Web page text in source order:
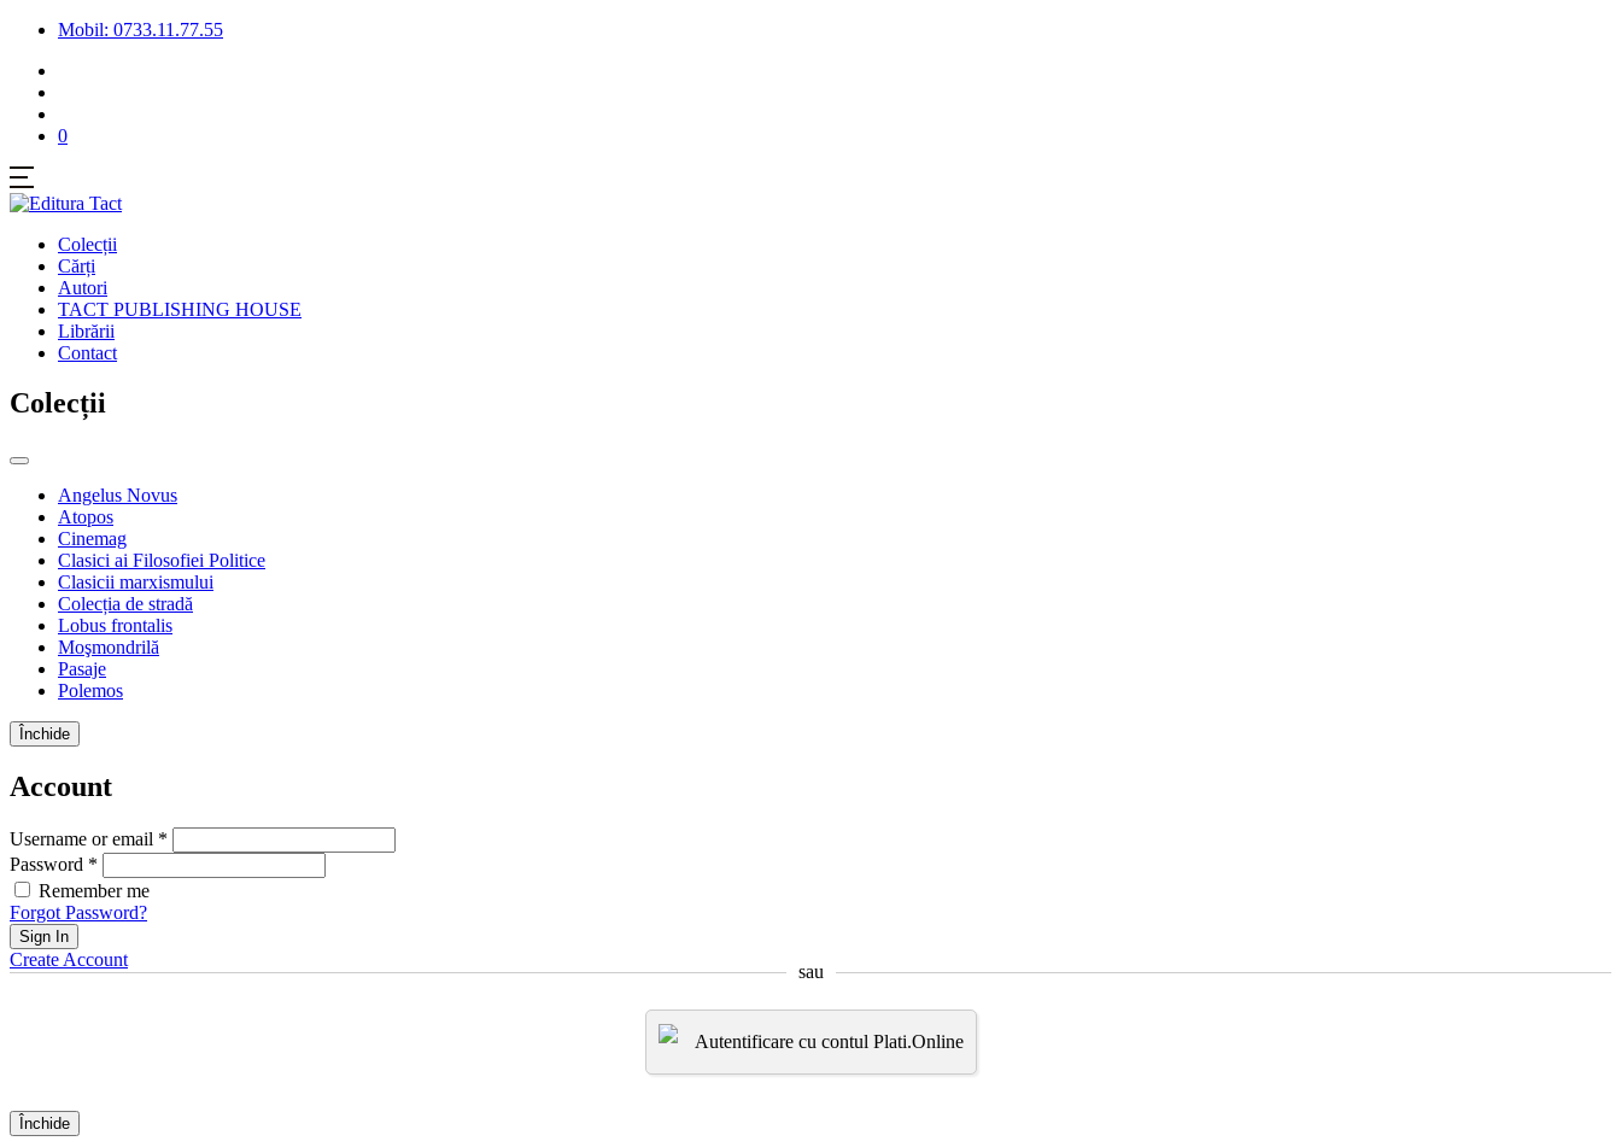
Mobil: 0733.11.77.55
0
Colecții
Cărți
Autori
TACT PUBLISHING HOUSE
Librării
Contact
Colecții
Angelus Novus
Atopos
Cinemag
Clasici ai Filosofiei Politice
Clasicii marxismului
Colecția de stradă
Lobus frontalis
Moşmondrilă
Pasaje
Polemos
Închide
Account
Username or email *
Password *
Remember me
Forgot Password?
Sign In
Create Account
sau
Autentificare cu contul Plati.Online
Închide